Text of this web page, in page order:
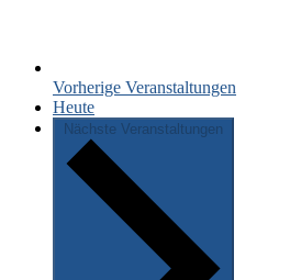
Vorherige Veranstaltungen
Heute
Nächste Veranstaltungen